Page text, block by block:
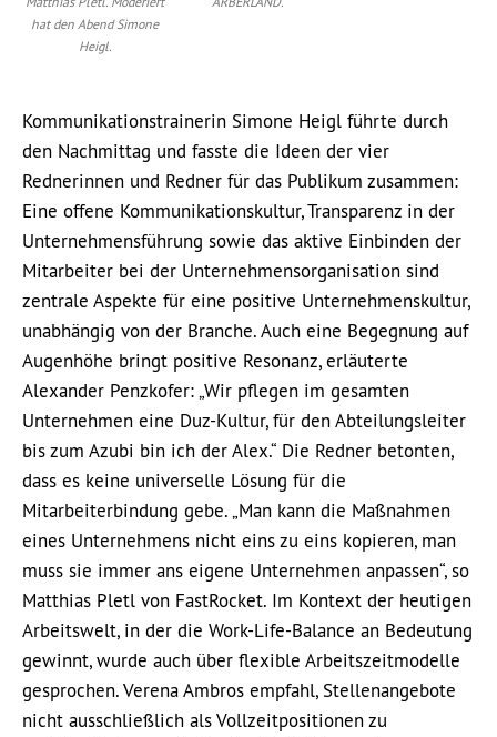
hat den Abend Simone
Heigl.
Kommunikationstrainerin Simone Heigl führte durch
den Nachmittag und fasste die Ideen der vier
Rednerinnen und Redner für das Publikum zusammen:
Eine offene Kommunikationskultur, Transparenz in der
Unternehmensführung sowie das aktive Einbinden der
Mitarbeiter bei der Unternehmensorganisation sind
zentrale Aspekte für eine positive Unternehmenskultur,
unabhängig von der Branche. Auch eine Begegnung auf
Augenhöhe bringt positive Resonanz, erläuterte
Alexander Penzkofer: „Wir pflegen im gesamten
Unternehmen eine Duz-Kultur, für den Abteilungsleiter
bis zum Azubi bin ich der Alex.“ Die Redner betonten,
dass es keine universelle Lösung für die
Mitarbeiterbindung gebe. „Man kann die Maßnahmen
eines Unternehmens nicht eins zu eins kopieren, man
muss sie immer ans eigene Unternehmen anpassen“, so
Matthias Pletl von FastRocket. Im Kontext der heutigen
Arbeitswelt, in der die Work-Life-Balance an Bedeutung
gewinnt, wurde auch über flexible Arbeitszeitmodelle
gesprochen. Verena Ambros empfahl, Stellenangebote
nicht ausschließlich als Vollzeitpositionen zu